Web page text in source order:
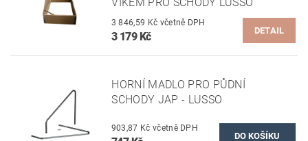
3 846,59 Kč včetně DPH
3 179 Kč DETAIL
HORNÍ MADLO PRO PŮDNÍ
SCHODY JAP - LUSSO
903,87 Kč včetně DPH